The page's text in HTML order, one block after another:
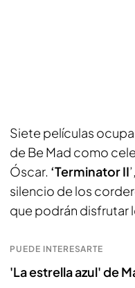
Siete películas
de Be Mad como
Óscar. ‘Terminator II
silencio de los
que podrán disfrutar
PUEDE INTERESARTE
'La estrella azul' de